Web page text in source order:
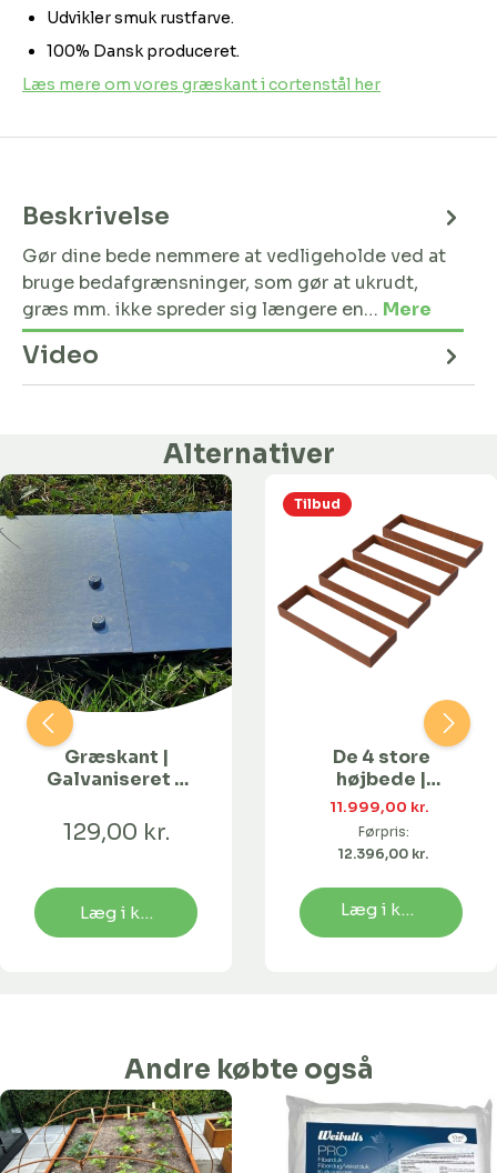
Udvikler smuk rustfarve.
100% Dansk produceret.
Læs mere om vores græskant i cortenstål her
Beskrivelse
Gør dine bede nemmere at vedligeholde ved at
bruge bedafgrænsninger, som gør at ukrudt,
græs mm. ikke spreder sig længere en… Mere
Video
Alternativer
Græskant |
Galvaniseret 2
cm med huller
129,00 kr.
Læg i kurv
Tilbud
De 4 store
højbede |
Cortenstål
11.999,00 kr.
Førpris:
12.396,00 kr.
Læg i kurv
Andre købte også